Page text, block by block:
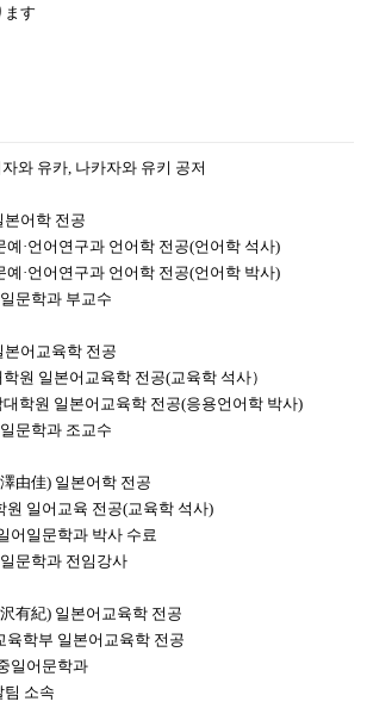
ます
와 유카, 나카자와 유키 공저
어학 전공
예·언어연구과 언어학 전공(언어학 석사)
예·언어연구과 언어학 전공(언어학 박사)
문학과 부교수
어교육학 전공
원 일본어교육학 전공(교육학 석사）
학원 일본어교육학 전공(응용언어학 박사)
문학과 조교수
由佳) 일본어학 전공
원 일어교육 전공(교육학 석사)
어일문학과 박사 수료
문학과 전임강사
有紀) 일본어교육학 전공
육학부 일본어교육학 전공
일어문학과
소속